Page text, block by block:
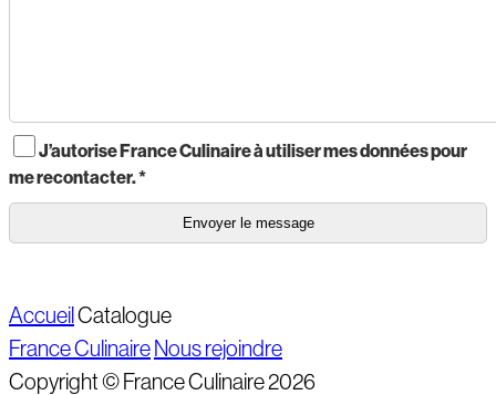
J’autorise France Culinaire à utiliser mes données pour
me recontacter. *
AccueilCatalogue
France CulinaireNous rejoindre
Copyright © France Culinaire 2026